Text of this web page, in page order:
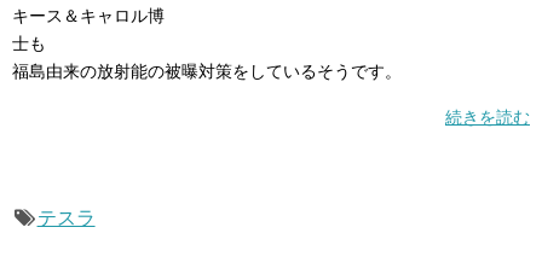
キース＆キャロル博
士も
福島由来の放射能の被曝対策をしているそうです。
続きを読む
テスラ